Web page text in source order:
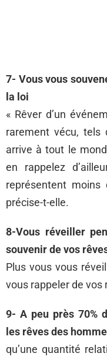
7- Vous vous
la loi
« Rêver d’un
rarement vécu, tels
arrive à tout le
en rappelez
représentent moins
précise-t-elle.
8-Vous réveiller
souvenir de vos
Plus vous vous
vous rappeler de vos
9- A peu près 70%
les rêves des
qu’une quantité